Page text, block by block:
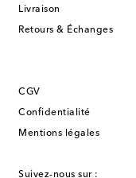
Livraison
Retours & Échanges
CGV
Confidentialité
Mentions légales
Suivez-nous sur :